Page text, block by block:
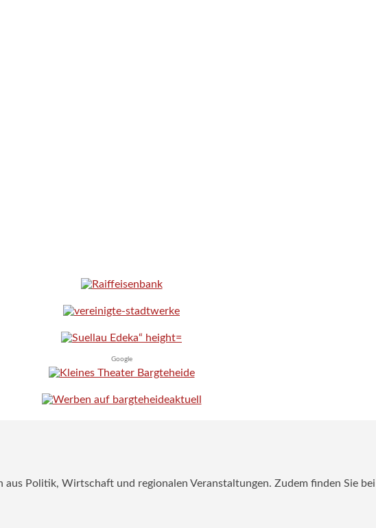
Google
Politik, Wirtschaft und regionalen Veranstaltungen. Zudem finden Sie